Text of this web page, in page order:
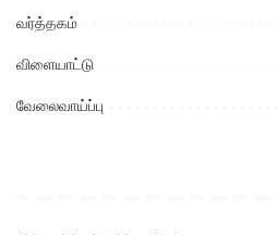
வர்த்தகம்
விளையாட்டு
வேலைவாய்ப்பு